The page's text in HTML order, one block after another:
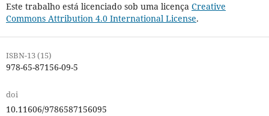
Este trabalho está licenciado sob uma licença Creative
Commons Attribution 4.0 International License.
ISBN-13 (15)
978-65-87156-09-5
doi
10.11606/9786587156095